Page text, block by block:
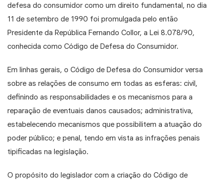
defesa do consumidor como um direito fundamental, no dia
11 de setembro de 1990 foi promulgada pelo então
Presidente da República Fernando Collor, a Lei 8.078/90,
conhecida como Código de Defesa do Consumidor.
Em linhas gerais, o Código de Defesa do Consumidor versa
sobre as relações de consumo em todas as esferas: civil,
definindo as responsabilidades e os mecanismos para a
reparação de eventuais danos causados; administrativa,
estabelecendo mecanismos que possibilitem a atuação do
poder público; e penal, tendo em vista as infrações penais
tipificadas na legislação.
O propósito do legislador com a criação do Código de